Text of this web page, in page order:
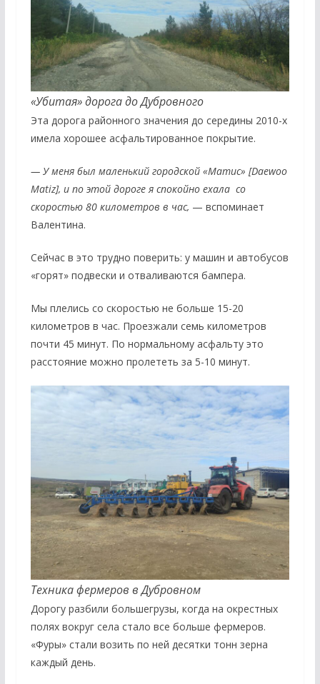
«Убитая» дорога до Дубровного
Эта дорога районного значения до середины 2010-х
имела хорошее асфальтированное покрытие.
— У меня был маленький городской «Матис» [Daewoo
Matiz], и по этой дороге я спокойно ехала со
скоростью 80 километров в час, — вспоминает
Валентина.
Сейчас в это трудно поверить: у машин и автобусов
«горят» подвески и отваливаются бампера.
Мы плелись со скоростью не больше 15-20
километров в час. Проезжали семь километров
почти 45 минут. По нормальному асфальту это
расстояние можно пролететь за 5-10 минут.
Техника фермеров в Дубровном
Дорогу разбили большегрузы, когда на окрестных
полях вокруг села стало все больше фермеров.
«Фуры» стали возить по ней десятки тонн зерна
каждый день.